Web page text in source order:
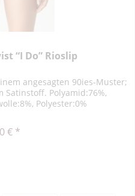
“I Do” Rioslip
angesagten 90ies-Muster;
Polyamid:76%,
Polyester:0%
€ *